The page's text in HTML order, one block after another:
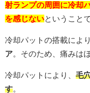
射ランプの周囲に冷却
を感じないということ
冷却パットの搭載により
ア 。そのため、痛みは
冷却パットにより、 毛
す